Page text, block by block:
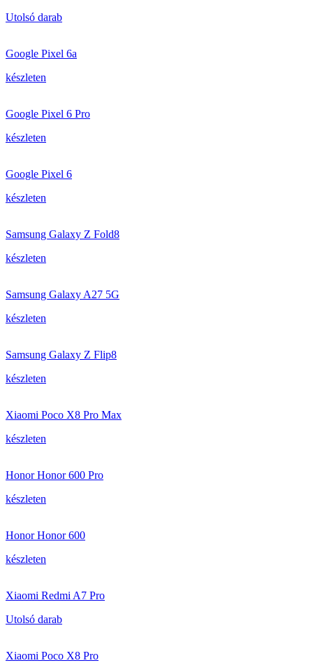
Utolsó darab
Google Pixel 6a
készleten
Google Pixel 6 Pro
készleten
Google Pixel 6
készleten
Samsung Galaxy Z Fold8
készleten
Samsung Galaxy A27 5G
készleten
Samsung Galaxy Z Flip8
készleten
Xiaomi Poco X8 Pro Max
készleten
Honor Honor 600 Pro
készleten
Honor Honor 600
készleten
Xiaomi Redmi A7 Pro
Utolsó darab
Xiaomi Poco X8 Pro